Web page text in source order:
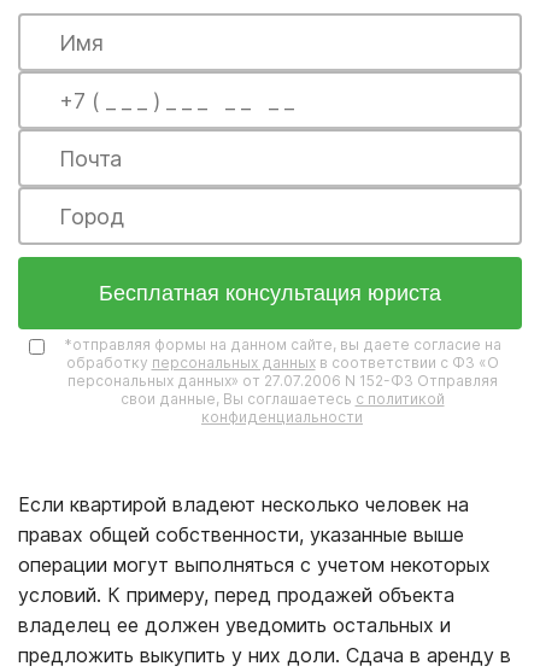
Бесплатная консультация юриста
*отправляя формы на данном сайте, вы даете согласие на
обработку персональных данныхв соответствии с ФЗ «О
персональных данных» от 27.07.2006 N 152-ФЗ Отправляя
свои данные, Вы соглашаетесь с политикой
конфиденциальности
Если квартирой владеют несколько человек на
правах общей собственности, указанные выше
операции могут выполняться с учетом некоторых
условий. К примеру, перед продажей объекта
владелец ее должен уведомить остальных и
предложить выкупить у них доли. Сдача в аренду в